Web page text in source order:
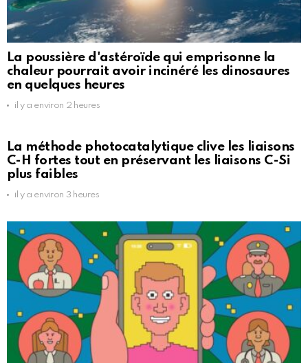
La poussière d'astéroïde qui emprisonne la
chaleur pourrait avoir incinéré les dinosaures
en quelques heures
il y a environ 2 heures
La méthode photocatalytique clive les liaisons
C-H fortes tout en préservant les liaisons C-Si
plus faibles
il y a environ 3 heures